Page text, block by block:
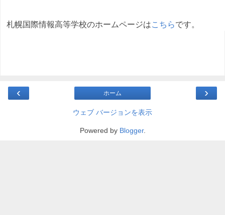
札幌国際情報高等学校のホームページはこちらです。
‹ ›
ホーム
ウェブ バージョンを表示
Powered by Blogger.